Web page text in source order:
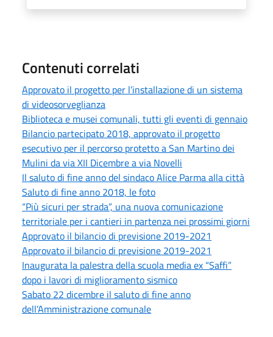
Contenuti correlati
Approvato il progetto per l’installazione di un sistema
di videosorveglianza
Biblioteca e musei comunali, tutti gli eventi di gennaio
Bilancio partecipato 2018, approvato il progetto
esecutivo per il percorso protetto a San Martino dei
Mulini da via XII Dicembre a via Novelli
Il saluto di fine anno del sindaco Alice Parma alla città
Saluto di fine anno 2018, le foto
“Più sicuri per strada”, una nuova comunicazione
territoriale per i cantieri in partenza nei prossimi giorni
Approvato il bilancio di previsione 2019-2021
Approvato il bilancio di previsione 2019-2021
Inaugurata la palestra della scuola media ex “Saffi”
dopo i lavori di miglioramento sismico
Sabato 22 dicembre il saluto di fine anno
dell’Amministrazione comunale